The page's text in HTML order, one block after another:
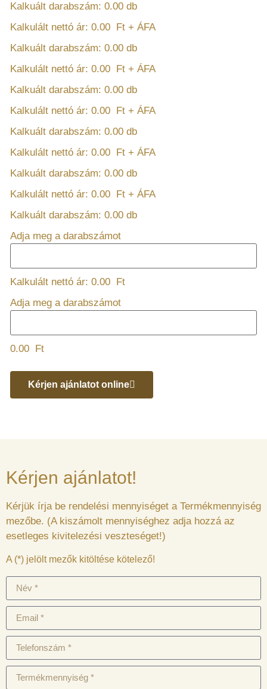
Kalkuált darabszám: 0.00 db
Kalkulált nettó ár: 0.00 Ft + ÁFA
Kalkuált darabszám: 0.00 db
Kalkulált nettó ár: 0.00 Ft + ÁFA
Kalkuált darabszám: 0.00 db
Kalkulált nettó ár: 0.00 Ft + ÁFA
Kalkuált darabszám: 0.00 db
Kalkulált nettó ár: 0.00 Ft + ÁFA
Kalkuált darabszám: 0.00 db
Kalkulált nettó ár: 0.00 Ft + ÁFA
Kalkuált darabszám: 0.00 db
Adja meg a darabszámot
Kalkulált nettó ár: 0.00 Ft
Adja meg a darabszámot
0.00 Ft
Kérjen ajánlatot online
Kérjen ajánlatot!
Kérjük írja be rendelési mennyiséget a Termékmennyiség
mezőbe. (A kiszámolt mennyiséghez adja hozzá az
esetleges kivitelezési veszteséget!)
A (*) jelölt mezők kitöltése kötelező!